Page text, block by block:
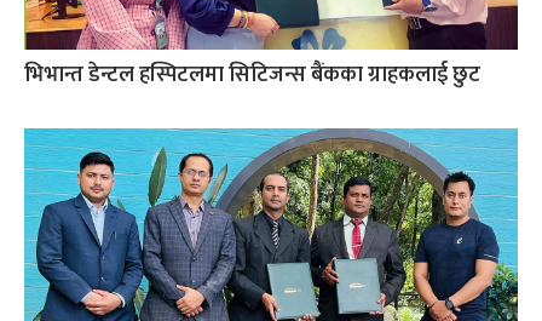
भिभान्त डेन्टल हस्पिटलमा सिटिजन्स बैंकका ग्राहकलाई छुट